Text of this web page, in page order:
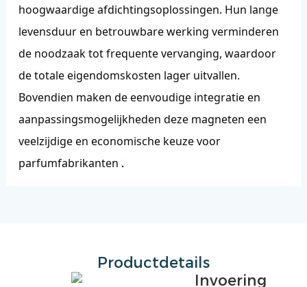
hoogwaardige afdichtingsoplossingen. Hun lange
levensduur en betrouwbare werking verminderen
de noodzaak tot frequente vervanging, waardoor
de totale eigendomskosten lager uitvallen.
Bovendien maken de eenvoudige integratie en
aanpassingsmogelijkheden deze magneten een
veelzijdige en economische keuze voor
parfumfabrikanten .
Productdetails
Invoering